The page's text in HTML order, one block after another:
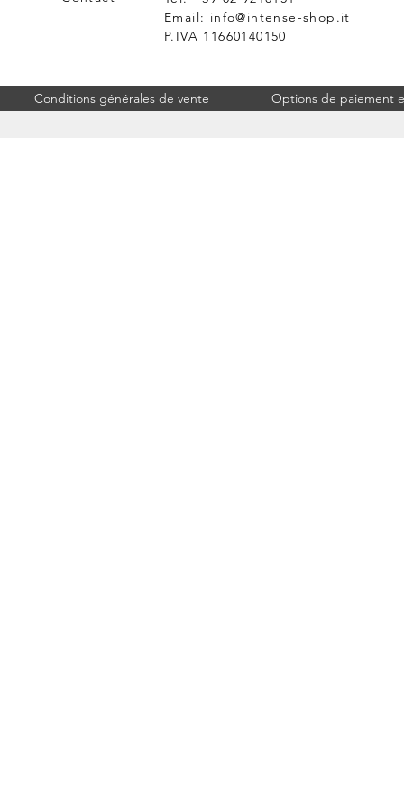
Email: info@intense-shop.it
P.IVA 11660140150
Conditions générales de vente Options de paiement